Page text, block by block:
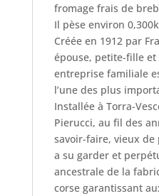
fromage frais de
Il pèse environ
Créée en 1912 par
épouse, petite-fille
entreprise familiale
l’une des plus
Installée à Torra-
Pierucci, au fil des
savoir-faire, vieux
a su garder et
ancestrale de la
corse garantissant